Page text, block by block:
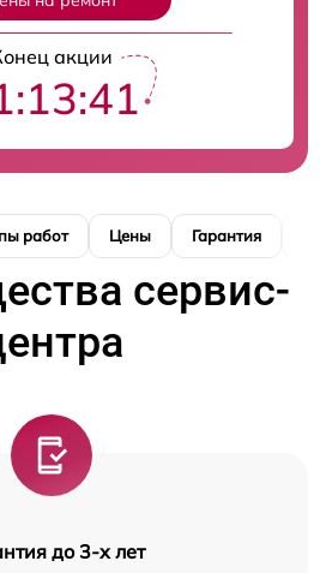
акции
работ Цены Гарантия
сервис-
до 3-х лет